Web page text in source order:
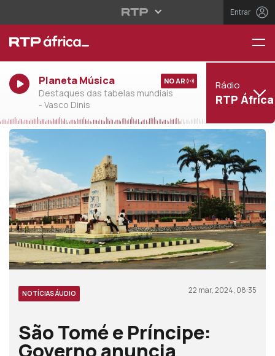
Entrar
Planeta Música
Destaques das tabelas mundiais
- Vasco Dinis
NO AR Rádio
RTP África
NOTÍCIAS ÁUDIO 22 mar, 2024, 08:35
São Tomé e Príncipe:
Governo anuncia